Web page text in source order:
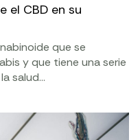
el CBD en su
que se
y que tiene una serie
salud…